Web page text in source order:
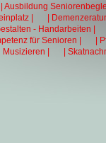
| Ausbildung
|
|
- Handarbeiten |
für Senioren |
|
Musizieren |
|